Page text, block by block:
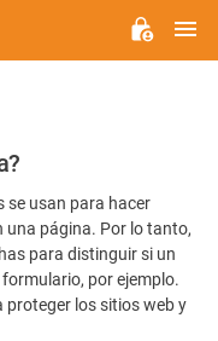
se usan para hacer
página. Por lo tanto,
para distinguir si un
por ejemplo.
los sitios web y